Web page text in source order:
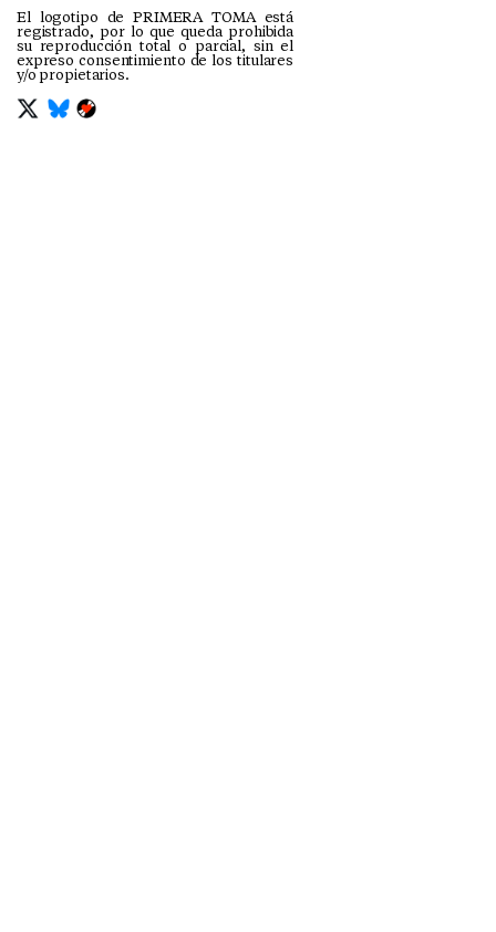
El logotipo de PRIMERA TOMA está
registrado, por lo que queda prohibida
su reproducción total o parcial, sin el
expreso consentimiento de los titulares
y/o propietarios.